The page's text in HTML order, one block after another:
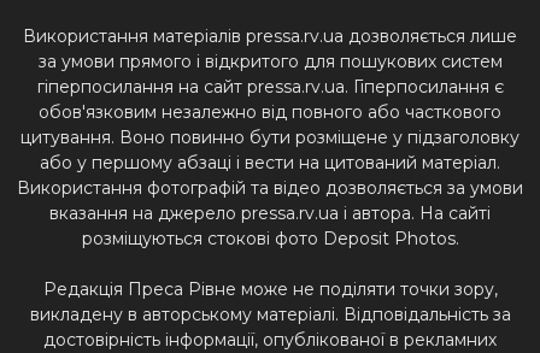
Використання матеріалів pressa.rv.ua дозволяється лише
за умови прямого і відкритого для пошукових систем
гіперпосилання на сайт pressa.rv.ua. Гіперпосилання є
обов'язковим незалежно від повного або часткового
цитування. Воно повинно бути розміщене у підзаголовку
або у першому абзаці і вести на цитований матеріал.
Використання фотографій та відео дозволяється за умови
вказання на джерело pressa.rv.ua і автора. На сайті
розміщуються стокові фото Deposit Photos.
Редакція Преса Рівне може не поділяти точки зору,
викладену в авторському матеріалі. Відповідальність за
достовірність інформації, опублікованої в рекламних